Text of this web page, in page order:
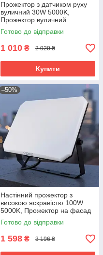
Прожектор з датчиком руху
вуличний 30W 5000K,
Прожектор вуличний
потужний, Прожектор з
детектором руху, RYH
Готово до відправки
1 010 ₴ 2 020 ₴
Купити
–50%
Настінний прожектор з
високою яскравістю 100W
5000K, Прожектор на фасад
будинку, RYH
Готово до відправки
1 598 ₴ 3 196 ₴